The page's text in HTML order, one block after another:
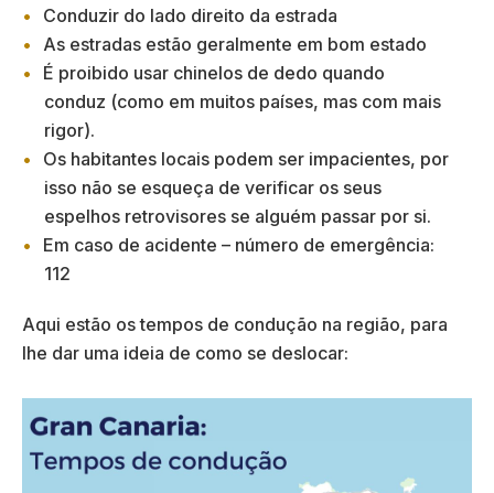
Conduzir do lado direito da estrada
As estradas estão geralmente em bom estado
É proibido usar chinelos de dedo quando
conduz (como em muitos países, mas com mais
rigor).
Os habitantes locais podem ser impacientes, por
isso não se esqueça de verificar os seus
espelhos retrovisores se alguém passar por si.
Em caso de acidente – número de emergência:
112
Aqui estão os tempos de condução na região, para
lhe dar uma ideia de como se deslocar: